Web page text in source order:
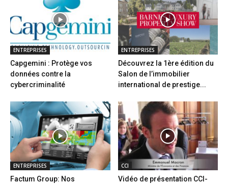
ENTREPRISES
Capgemini : Protège vos
données contre la
cybercriminalité
ENTREPRISES
Découvrez la 1ère édition du
Salon de l’immobilier
international de prestige...
ENTREPRISES
Factum Group: Nos
CCI
Vidéo de présentation CCI-